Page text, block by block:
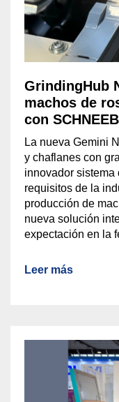
GrindingHub
machos de
con
La nueva Gemini
y chaflanes con
innovador
requisitos de la
producción de
nueva solución
expectación en la
Leer más